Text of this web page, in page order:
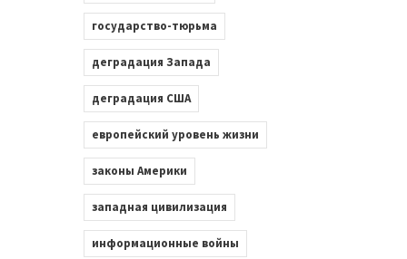
государство-тюрьма
деградация Запада
деградация США
европейский уровень жизни
законы Америки
западная цивилизация
информационные войны